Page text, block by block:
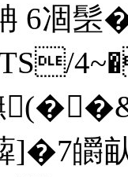
6凅髬
膴
皭